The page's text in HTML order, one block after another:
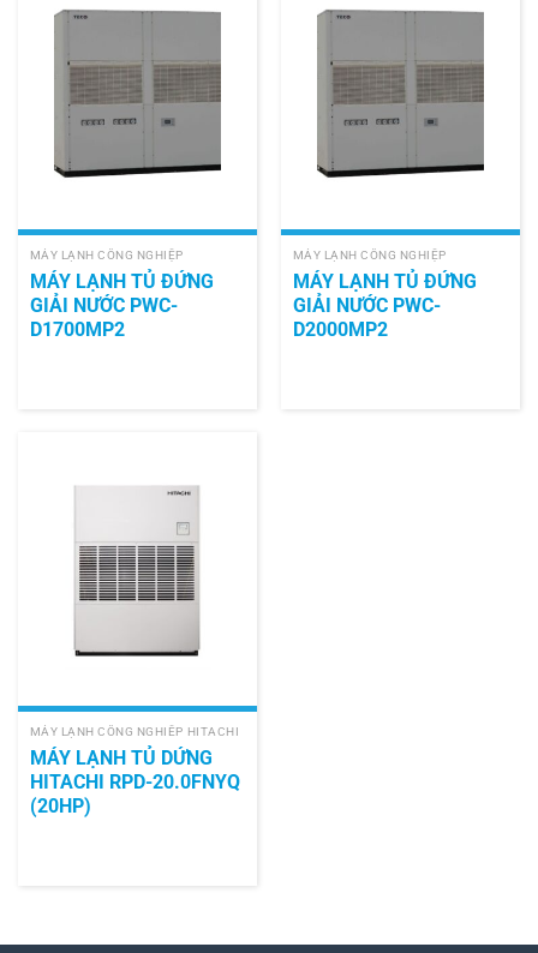
MÁY LẠNH CÔNG NGHIỆP
MÁY LẠNH TỦ ĐỨNG
GIẢI NƯỚC PWC-
D1700MP2
MÁY LẠNH CÔNG NGHIỆP
MÁY LẠNH TỦ ĐỨNG
GIẢI NƯỚC PWC-
D2000MP2
MÁY LẠNH CÔNG NGHIÊP HITACHI
MÁY LẠNH TỦ DỨNG
HITACHI RPD-20.0FNYQ
(20HP)